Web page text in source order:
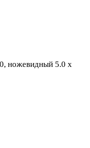
ножевидный 5.0 х